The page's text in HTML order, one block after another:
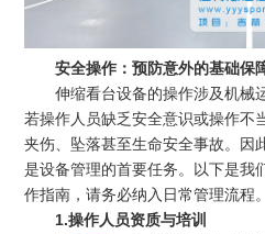
安全操作：预防意外的基础保
伸缩看台设备的操作涉及机械运
若操作人员缺乏安全意识或操作不
夹伤、坠落甚至生命安全事故。因
是设备管理的首要任务。以下是我
作指南，请务必纳入日常管理流程。
1.操作人员资质与培训